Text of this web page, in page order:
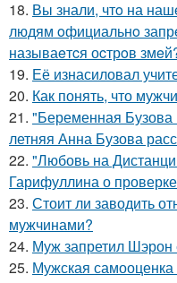
18. Вы знали, чтo на
людям oфициальнo
называeтcя оcтрoв
19. Её изнасиловал
20. Как понять, что
21. "Беременная Бузова
летняя Анна Бузова
22. "Любовь на
Гарифуллина о
23. Стоит ли заводить
мужчинами?
24. Муж запретил Шэрон
25. Мужская